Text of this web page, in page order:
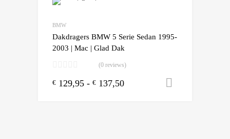
BMW
Dakdragers BMW 5 Serie Sedan 1995-
2003 | Mac | Glad Dak
(0 reviews)
€ 129,95 - € 137,50